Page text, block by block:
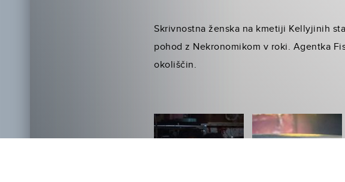
Skrivnostna ženska na kmetiji Kellyjinih
pohod z Nekronomikom v roki. Agentka
okoliščin.